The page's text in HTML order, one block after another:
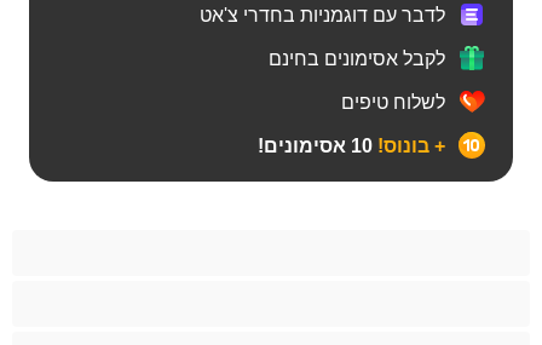
לדבר עם דוגמניות בחדרי צ'אט
לקבל אסימונים בחינם
לשלוח טיפים
+ בונוס!